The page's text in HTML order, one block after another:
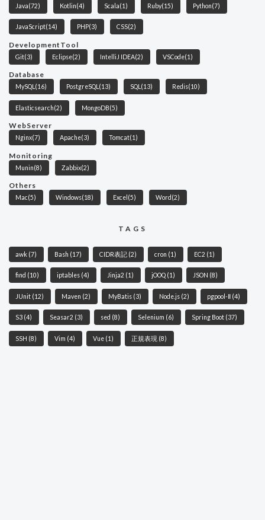
Java(72) Kotlin(4) Scala(1) Ruby(15) Python(7)
JavaScript(14) PHP(3) CSS(2)
DevelopmentTool
Git(3) Eclipse(2) IntelliJ IDEA(2) VSCode(1)
Database
MySQL (16) PostgreSQL (13) SQL (13) Redis(10)
Elasticsearch(2) MongoDB(5)
WebServer
Nginx(7) Apache(3) Tomcat(1)
Monitoring
Munin(8) Zabbix(2)
Others
Mac(5) Windows(18) Excel (5) Word (2)
TAGS
awk (7) Bash (17) CIDR表記 (2) cron (1) EC2 (1)
find (10) iptables (4) Jinja2 (1) jOOQ (1) JSON (8)
JUnit (12) Maven (2) MyBatis (3) Node.js (2) pgpool-Ⅱ (4)
S3 (4) Seasar2 (3) sed (8) Selenium (6) Spring Boot (37)
SSH (8) Vim (4) Vue (1) 正規表現 (8)